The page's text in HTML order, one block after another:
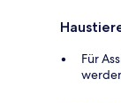
Für